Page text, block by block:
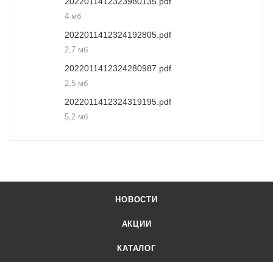
4 мб
2022011412324192805.pdf
2,7 мб
2022011412324280987.pdf
2,5 мб
2022011412324319195.pdf
5,2 мб
НОВОСТИ
АКЦИИ
КАТАЛОГ